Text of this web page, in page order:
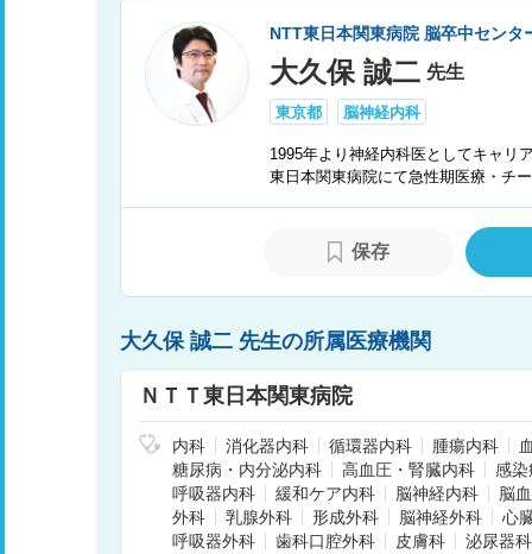
NTT東日本関東病院 脳卒中センタ
大久保 誠二 先生
東京都 脳神経内科
1995年より神経内科医としてキャリ
東日本関東病院にて急性期医療・チ
保存
大久保 誠二 先生の所属医療機関
ＮＴＴ東日本関東病院
内科 消化器内科 循環器内科 腫瘍内科
糖尿病・内分泌内科
高血圧・腎臓内科
感染
呼吸器内科
緩和ケア内科 脳神経内科
脳
外科
乳腺外科 形成外科 脳神経外科
心
呼吸器外科
歯科口腔外科 皮膚科
泌尿器科